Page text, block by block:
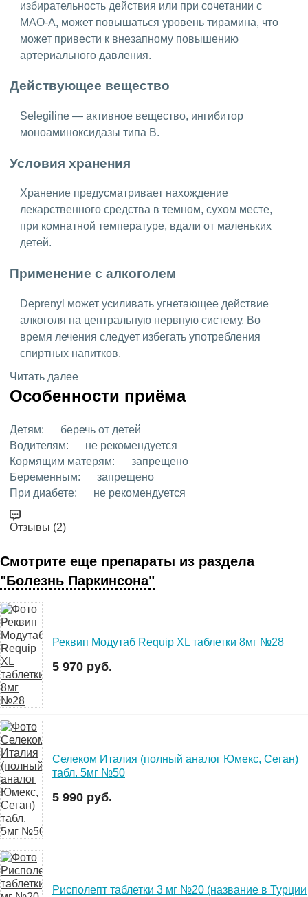
избирательность действия или при сочетании с
МАО-А, может повышаться уровень тирамина, что
может привести к внезапному повышению
артериального давления.
Действующее вещество
Selegiline — активное вещество, ингибитор
моноаминоксидазы типа B.
Условия хранения
Хранение предусматривает нахождение
лекарственного средства в темном, сухом месте,
при комнатной температуре, вдали от маленьких
детей.
Применение с алкоголем
Deprenyl может усиливать угнетающее действие
алкоголя на центральную нервную систему. Во
время лечения следует избегать употребления
спиртных напитков.
Читать далее
Особенности приёма
Детям:
беречь от детей
Водителям:
не рекомендуется
Кормящим матерям:
запрещено
Беременным:
запрещено
При диабете:
не рекомендуется
Отзывы (2)
Смотрите еще препараты из раздела
"Болезнь Паркинсона"
Реквип Модутаб Requip XL таблетки 8мг №28
5 970 руб.
Селеком Италия (полный аналог Юмекс, Сеган)
табл. 5мг №50
5 990 руб.
Рисполепт таблетки 3 мг №20 (название в Турции